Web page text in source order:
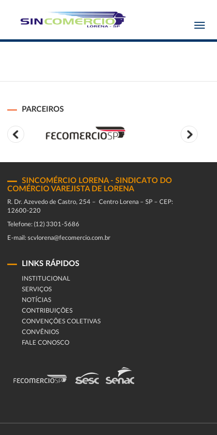
PARCEIROS
SINCOMÉRCIO LORENA - SINDICATO DO
COMÉRCIO VAREJISTA DE LORENA
R. Dr. Azevedo de Castro, 254 – Centro Lorena – SP – CEP:
12600-220
Telefone: (12) 3301-5686
E-mail: scvlorena@fecomercio.com.br
LINKS RÁPIDOS
INSTITUCIONAL
SERVIÇOS
NOTÍCIAS
CONTRIBUIÇÕES
CONVENÇÕES COLETIVAS
CONVÊNIOS
FALE CONOSCO